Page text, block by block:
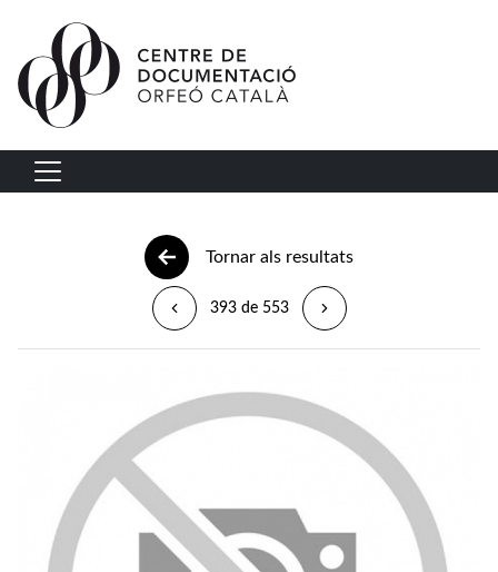
Vés al contingut
Navegació principal
Tornar als resultats
393 de 553